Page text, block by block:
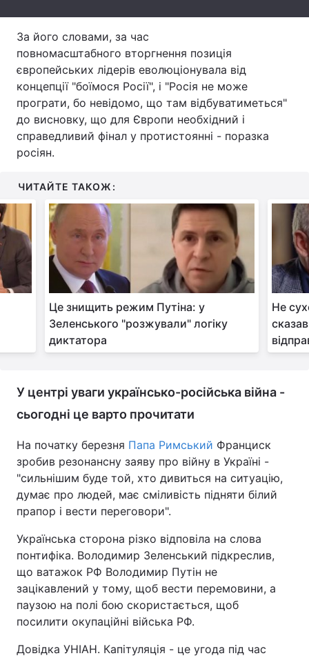
За його словами, за час
повномасштабного вторгнення позиція
європейських лідерів еволюціонувала від
концепції "боїмося Росії", і "Росія не може
програти, бо невідомо, що там відбуватиметься"
до висновку, що для Європи необхідний і
справедливий фінал у протистоянні - поразка
росіян.
ЧИТАЙТЕ ТАКОЖ:
Це знищить режим Путіна: у
Зеленського "розжували" логіку
диктатора
Не
У центрі уваги українсько-російська війна -
сьогодні це варто прочитати
На початку березня Папа Римський Франциск
зробив резонансну заяву про війну в Україні -
"сильнішим буде той, хто дивиться на ситуацію,
думає про людей, має сміливість підняти білий
прапор і вести переговори".
Українська сторона різко відповіла на слова
понтифіка. Володимир Зеленський підкреслив,
що ватажок РФ Володимир Путін не
зацікавлений у тому, щоб вести перемовини, а
паузою на полі бою скористається, щоб
посилити окупаційні війська РФ.
Довідка УНІАН. Капітуляція - це угода під час